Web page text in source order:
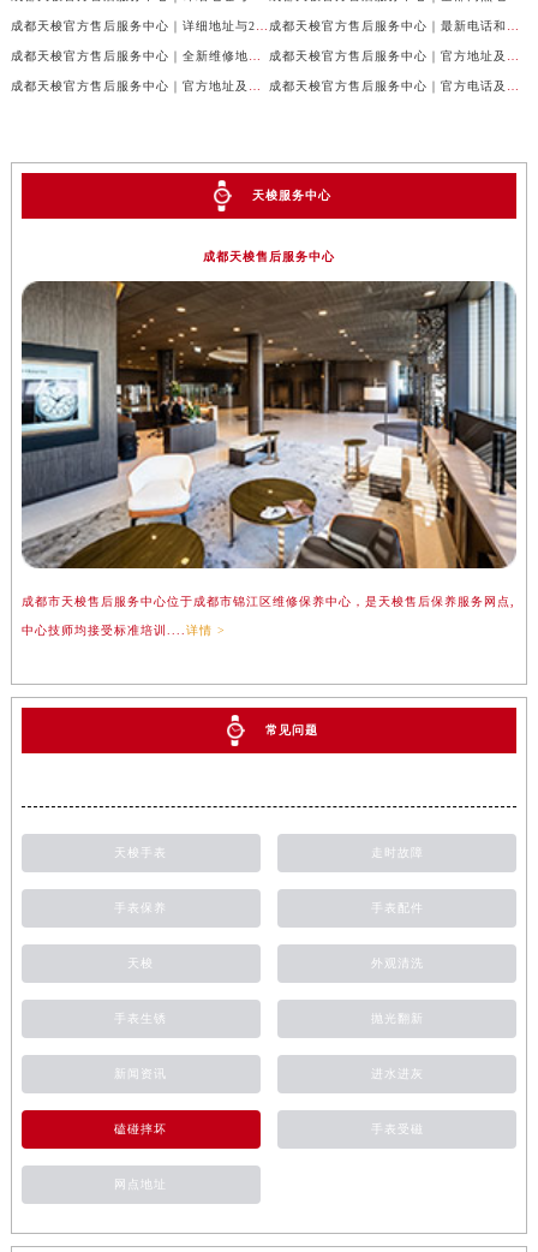
天梭服务中心
成都天梭售后服务中心
成都市天梭售后服务中心位于成都市锦江区维修保养中心，是天梭售后保养服务网点,
中心技师均接受标准培训.... 详情 >
常见问题
天梭手表 走时故障
手表保养 手表配件
天梭 外观清洗
手表生锈 抛光翻新
新闻资讯 进水进灰
磕碰摔坏 手表受磁
网点地址